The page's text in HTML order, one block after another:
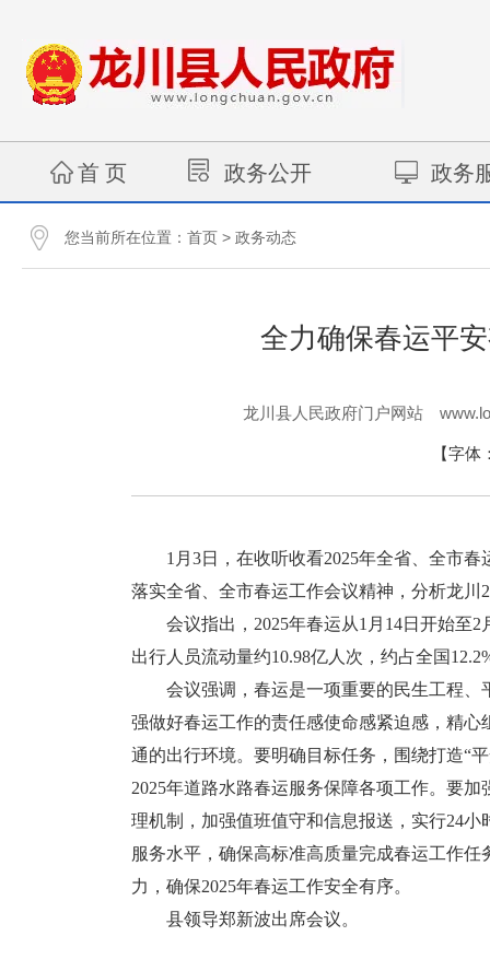
首 页 政务公开 政务
您当前所在位置： 首页 > 政务动态
全力确保春运平
龙川县人民政府门户网站
【字体
1月3日，在收听收看2025年全省、全市春
落实全省、全市春运工作会议精神，分析龙
会议指出，2025年春运从1月14日开始至2
出行人员流动量约10.98亿人次，约占全国
会议强调，春运是一项重要的民生工程、
强做好春运工作的责任感使命感紧迫感，精
通的出行环境。要明确目标任务，围绕打造“
2025年道路水路春运服务保障各项工作。要
理机制，加强值班值守和信息报送，实行24
服务水平，确保高标准高质量完成春运工作
力，确保2025年春运工作安全有序。
县领导郑新波出席会议。